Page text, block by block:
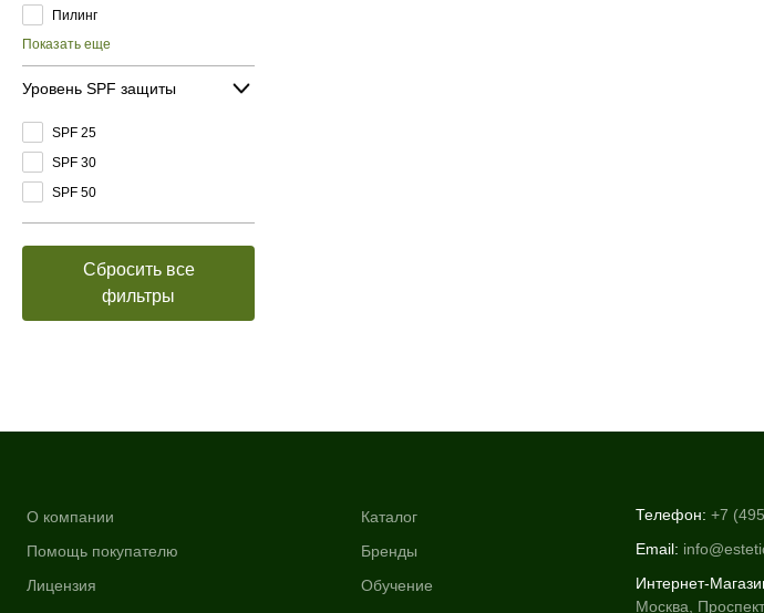
Пилинг
Показать еще
Уровень SPF защиты
SPF 25
SPF 30
SPF 50
Сбросить все
фильтры
О компании
Помощь покупателю
Лицензия
Каталог
Бренды
Обучение
Телефон: +7
Email:
Интернет-
Москва,